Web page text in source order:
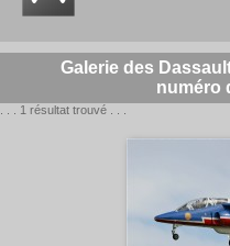
Galerie des
numéro
. . . 1 résultat trouvé . . .